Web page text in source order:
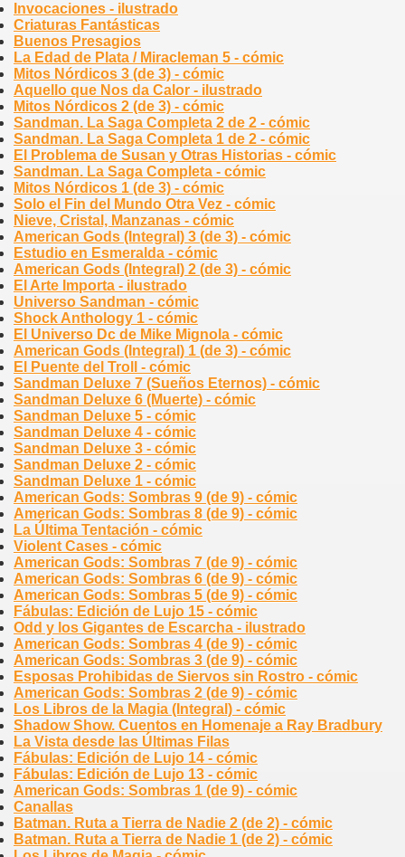
Invocaciones - ilustrado
Criaturas Fantásticas
Buenos Presagios
La Edad de Plata / Miracleman 5 - cómic
Mitos Nórdicos 3 (de 3) - cómic
Aquello que Nos da Calor - ilustrado
Mitos Nórdicos 2 (de 3) - cómic
Sandman. La Saga Completa 2 de 2 - cómic
Sandman. La Saga Completa 1 de 2 - cómic
El Problema de Susan y Otras Historias - cómic
Sandman. La Saga Completa - cómic
Mitos Nórdicos 1 (de 3) - cómic
Solo el Fin del Mundo Otra Vez - cómic
Nieve, Cristal, Manzanas - cómic
American Gods (Integral) 3 (de 3) - cómic
Estudio en Esmeralda - cómic
American Gods (Integral) 2 (de 3) - cómic
El Arte Importa - ilustrado
Universo Sandman - cómic
Shock Anthology 1 - cómic
El Universo Dc de Mike Mignola - cómic
American Gods (Integral) 1 (de 3) - cómic
El Puente del Troll - cómic
Sandman Deluxe 7 (Sueños Eternos) - cómic
Sandman Deluxe 6 (Muerte) - cómic
Sandman Deluxe 5 - cómic
Sandman Deluxe 4 - cómic
Sandman Deluxe 3 - cómic
Sandman Deluxe 2 - cómic
Sandman Deluxe 1 - cómic
American Gods: Sombras 9 (de 9) - cómic
American Gods: Sombras 8 (de 9) - cómic
La Última Tentación - cómic
Violent Cases - cómic
American Gods: Sombras 7 (de 9) - cómic
American Gods: Sombras 6 (de 9) - cómic
American Gods: Sombras 5 (de 9) - cómic
Fábulas: Edición de Lujo 15 - cómic
Odd y los Gigantes de Escarcha - ilustrado
American Gods: Sombras 4 (de 9) - cómic
American Gods: Sombras 3 (de 9) - cómic
Esposas Prohibidas de Siervos sin Rostro - cómic
American Gods: Sombras 2 (de 9) - cómic
Los Libros de la Magia (Integral) - cómic
Shadow Show. Cuentos en Homenaje a Ray Bradbury
La Vista desde las Últimas Filas
Fábulas: Edición de Lujo 14 - cómic
Fábulas: Edición de Lujo 13 - cómic
American Gods: Sombras 1 (de 9) - cómic
Canallas
Batman. Ruta a Tierra de Nadie 2 (de 2) - cómic
Batman. Ruta a Tierra de Nadie 1 (de 2) - cómic